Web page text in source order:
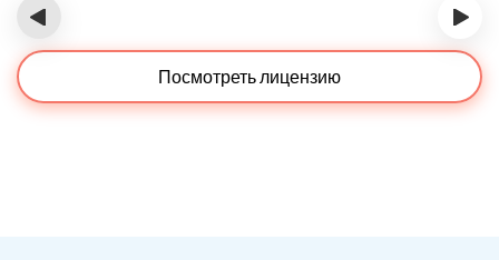
‹ ›
Посмотреть лицензию